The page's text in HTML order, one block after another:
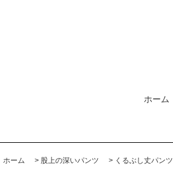
ホーム
ホーム > 股上の深いパンツ > くるぶし丈パンツ